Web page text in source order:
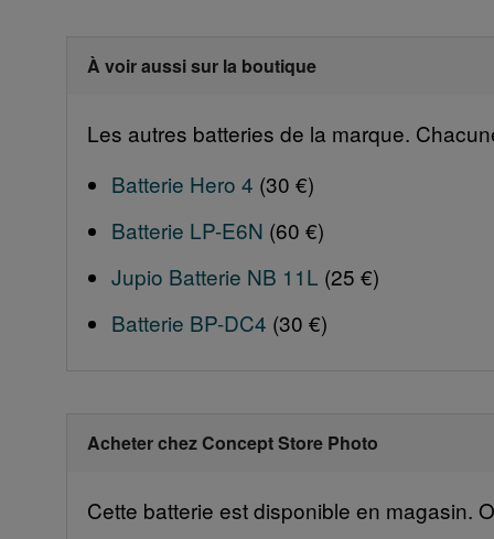
À voir aussi sur la boutique
Les autres batteries de la marque.
Batterie Hero 4 (30 €)
Batterie LP-E6N (60 €)
Jupio Batterie NB 11L (25 €)
Batterie BP-DC4 (30 €)
Acheter chez Concept Store Photo
Cette batterie est disponible en magasin.